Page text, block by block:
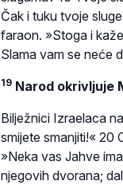
Čak i tuku tvoje
faraon. »Stoga i
Slama vam se neće
19 Narod okrivljuje
Bilježnici Izraelaca
smijete smanjiti!« 20
»Neka vas Jahve
njegovih dvorana;